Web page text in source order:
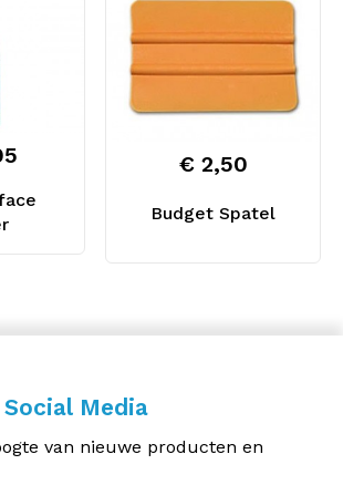
Budget Spatel
€ 2,50
Media
van nieuwe producten en